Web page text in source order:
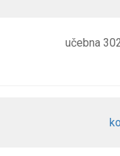
učebna